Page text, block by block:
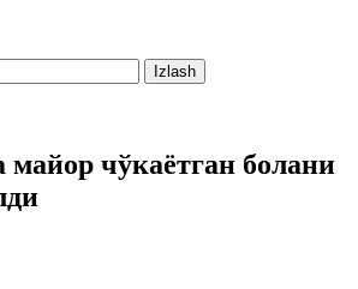
чўкаётган болани